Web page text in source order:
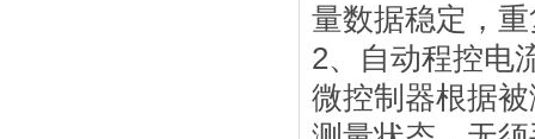
量数据稳定，
2、自动程控电
微控制器根据